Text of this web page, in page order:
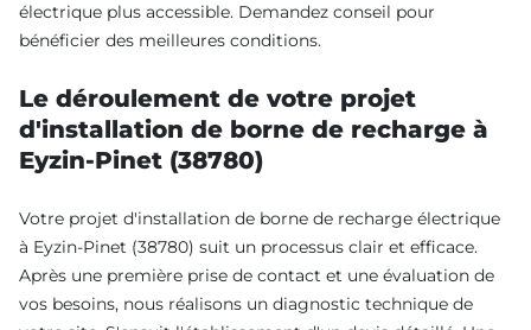
électrique plus accessible. Demandez conseil pour
bénéficier des meilleures conditions.
Le déroulement de votre projet
d'installation de borne de recharge à
Eyzin-Pinet (38780)
Votre projet d'installation de borne de recharge électrique
à Eyzin-Pinet (38780) suit un processus clair et efficace.
Après une première prise de contact et une évaluation de
vos besoins, nous réalisons un diagnostic technique de